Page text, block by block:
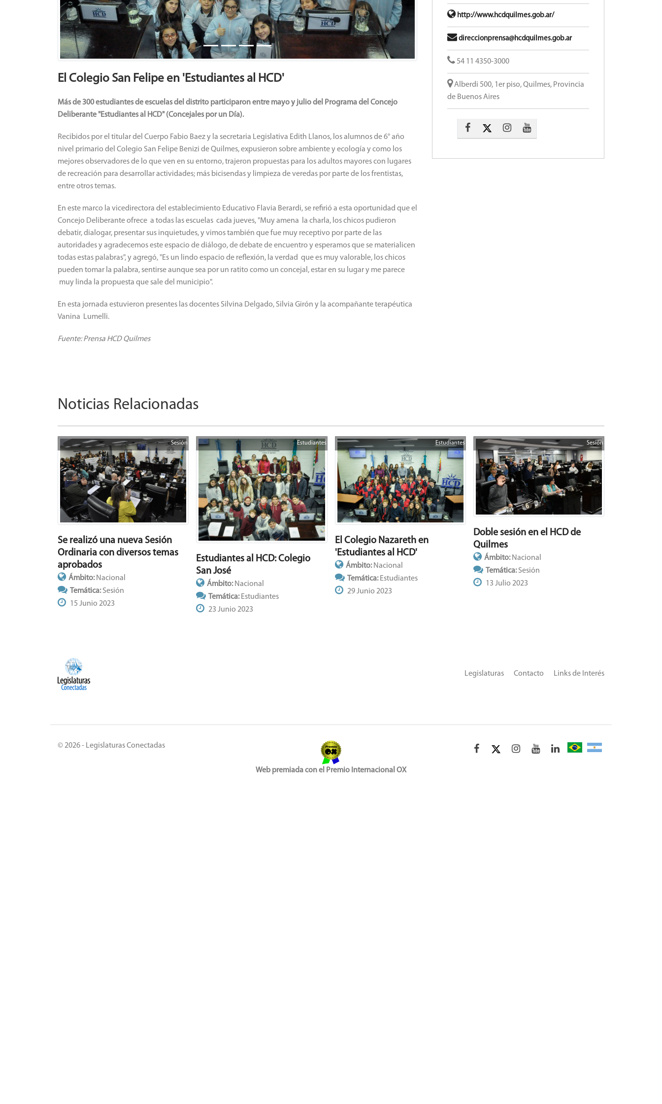
El Colegio San Felipe en 'Estudiantes al HCD'
Más de 300 estudiantes de escuelas del distrito participaron entre mayo y julio del Programa del Concejo
Deliberante "Estudiantes al HCD" (Concejales por un Día).
Recibidos por el titular del Cuerpo Fabio Baez y la secretaria Legislativa Edith Llanos, los alumnos de 6° año
nivel primario del Colegio San Felipe Benizi de Quilmes, expusieron sobre ambiente y ecología y como los
mejores observadores de lo que ven en su entorno, trajeron propuestas para los adultos mayores con lugares
de recreación para desarrollar actividades; más bicisendas y limpieza de veredas por parte de los frentistas,
entre otros temas.
En este marco la vicedirectora del establecimiento Educativo Flavia Berardi, se refirió a esta oportunidad que el
Concejo Deliberante ofrece a todas las escuelas cada jueves, "Muy amena la charla, los chicos pudieron
debatir, dialogar, presentar sus inquietudes, y vimos también que fue muy receptivo por parte de las
autoridades y agradecemos este espacio de diálogo, de debate de encuentro y esperamos que se materialicen
todas estas palabras", y agregó, "Es un lindo espacio de reflexión, la verdad que es muy valorable, los chicos
pueden tomar la palabra, sentirse aunque sea por un ratito como un concejal, estar en su lugar y me parece
muy linda la propuesta que sale del municipio".
En esta jornada estuvieron presentes las docentes Silvina Delgado, Silvia Girón y la acompañante terapéutica
Vanina Lumelli.
Fuente: Prensa HCD Quilmes
http://www.hcdquilmes.gob.ar/
direccionprensa@hcdquilmes.gob.ar
54 11 4350-3000
Alberdi 500, 1er piso, Quilmes, Provincia
de Buenos Aires
Noticias Relacionadas
Sesión
Se realizó una nueva Sesión
Ordinaria con diversos temas
aprobados
Ámbito: Nacional
Temática:Sesión
15 Junio 2023
Estudiantes
Estudiantes al HCD: Colegio
San José
Ámbito: Nacional
Temática: Estudiantes
23 Junio 2023
Estudiantes
El Colegio Nazareth en
'Estudiantes al HCD'
Ámbito: Nacional
Temática: Estudiantes
29 Junio 2023
Sesión
Doble sesión en el HCD de
Quilmes
Ámbito:Nacional
Temática:Sesión
13 Julio 2023
Links de Interés
Contacto
Legislaturas
© 2026 - Legislaturas Conectadas
Web premiada con el Premio Internacional OX